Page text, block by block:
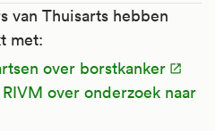
van Thuisarts hebben
met:
over borstkanker
over onderzoek naar